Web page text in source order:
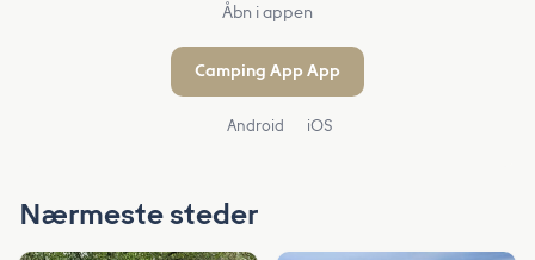
Åbn i appen
Camping App App
Android iOS
Nærmeste steder